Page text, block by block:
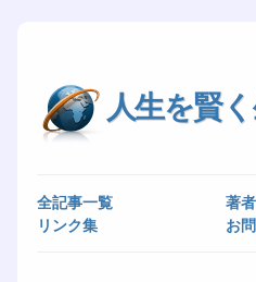
人生を賢
全記事一覧
著
リンク集
お